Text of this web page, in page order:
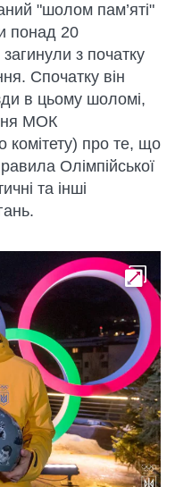
"шолом пам’яті"
понад 20
загинули з початку
Спочатку він
в цьому шоломі,
МОК
комітету) про те, що
Олімпійської
та інші